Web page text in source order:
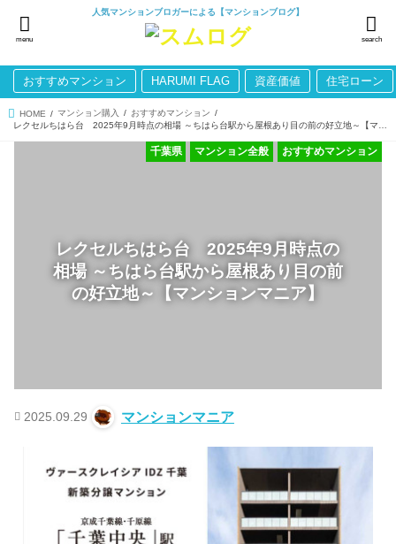
人気マンションブロガーによる【マンションブログ】
search
menu
おすすめマンション HARUMI FLAG 資産価値 住宅ローン
HOME マンション購入
おすすめマンション
レクセルちはら台 2025年9月時点の
相場 ～ちはら台駅から屋根あり目の前
の好立地～【マンションマニア】
おすすめマンション
マンション全般
千葉県
2025.09.29 マンションマニア